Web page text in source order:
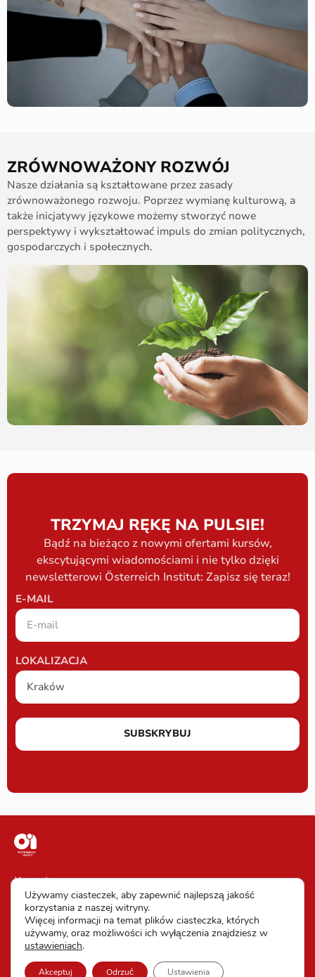
ZRÓWNOWAŻONY ROZWÓJ
Nasze działania są kształtowane przez zasady
zrównoważonego rozwoju. Poprzez wymianę kulturową, a
także inicjatywy językowe możemy stworzyć nowe
perspektywy i wykształtować impuls do zmian politycznych,
gospodarczych i społecznych.
TRZYMAJ RĘKĘ NA PULSIE!
Bądź na bieżąco z nowymi ofertami kursów,
ekscytującymi wiadomościami i nie tylko dzięki
newsletterowi Österreich Institut: Zapisz się teraz!
E-MAIL
LOKALIZACJA
SUBSKRYBUJ
Kontakt
Impressum
Warunki uczestnictwa
Używamy ciasteczek, aby zapewnić najlepszą jakość
korzystania z naszej witryny.
Więcej informacji na temat plików ciasteczka, których
używamy, oraz możliwości ich wyłączenia znajdziesz w
ustawieniach.
Akceptuj Odrzuć Ustawienia